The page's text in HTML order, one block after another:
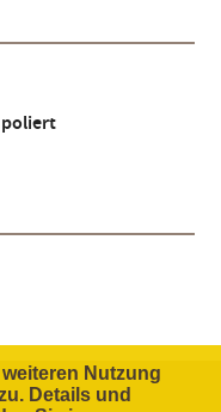
poliert
Nutzung
Details und